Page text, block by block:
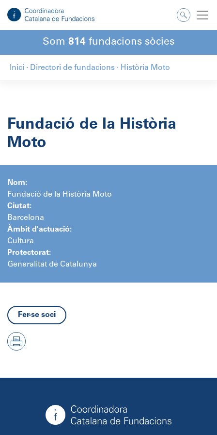
contingut
Som 814 fundacions sòcies
Inici · Directori de fundacions · Història Moto
Fundació de la Història
Moto
Nom:
Fundació de la Història Moto
Ciutat:
Barcelona
Àmbit d'actuació:
Cultura
Protectorat:
Generalitat de Catalunya
Fer-se soci